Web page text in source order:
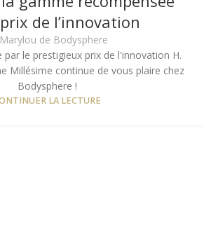
de l’innovation
de Bodysphere
par le prestigieux prix de l'innovation H.
Millésime continue de vous plaire chez
Bodysphere !
LA LECTURE